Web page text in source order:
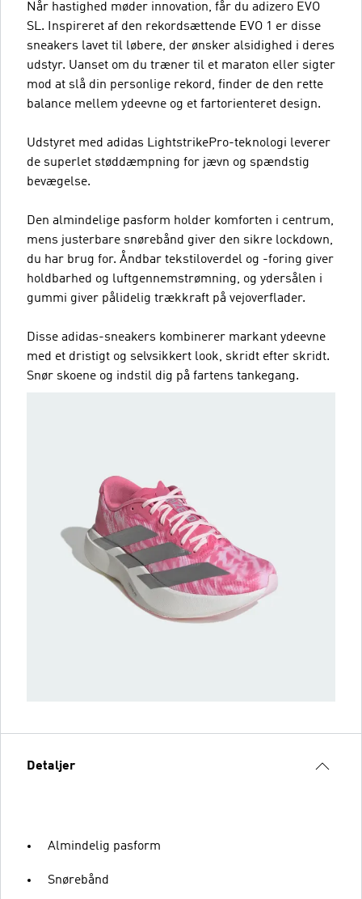
Når hastighed møder innovation, får du adizero EVO
SL. Inspireret af den rekordsættende EVO 1 er disse
sneakers lavet til løbere, der ønsker alsidighed i deres
udstyr. Uanset om du træner til et maraton eller sigter
mod at slå din personlige rekord, finder de den rette
balance mellem ydeevne og et fartorienteret design.
Udstyret med adidas LightstrikePro-teknologi leverer
de superlet støddæmpning for jævn og spændstig
bevægelse.
Den almindelige pasform holder komforten i centrum,
mens justerbare snørebånd giver den sikre lockdown,
du har brug for. Åndbar tekstiloverdel og -foring giver
holdbarhed og luftgennemstrømning, og ydersålen i
gummi giver pålidelig trækkraft på vejoverflader.
Disse adidas-sneakers kombinerer markant ydeevne
med et dristigt og selvsikkert look, skridt efter skridt.
Snør skoene og indstil dig på fartens tankegang.
Detaljer
Almindelig pasform
Snørebånd